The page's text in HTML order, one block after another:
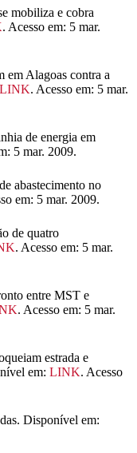
mobiliza e cobra
. Acesso em: 5 mar.
em Alagoas contra a
LINK. Acesso em: 5 mar.
de energia em
5 mar. 2009.
abastecimento no
em: 5 mar. 2009.
de quatro
. Acesso em: 5 mar.
entre MST e
. Acesso em: 5 mar.
estrada e
em: LINK. Acesso
Disponível em: